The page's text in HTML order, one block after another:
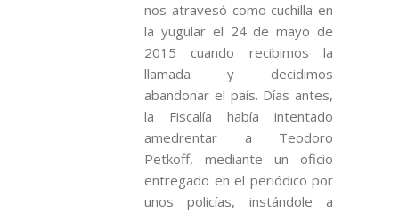
nos atravesó como cuchilla en
la yugular el 24 de mayo de
2015 cuando recibimos la
llamada y decidimos
abandonar el país. Días antes,
la Fiscalía había intentado
amedrentar a Teodoro
Petkoff, mediante un oficio
entregado en el periódico por
unos policías, instándole a